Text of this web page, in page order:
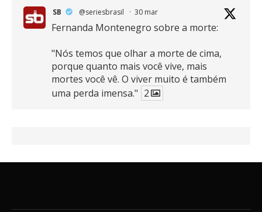
SB @seriesbrasil · 30 mar
Fernanda Montenegro sobre a morte:
"Nós temos que olhar a morte de cima,
porque quanto mais você vive, mais
mortes você vê. O viver muito é também
uma perda imensa." 2
16 389 X